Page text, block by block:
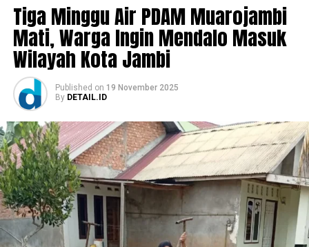
Tiga Minggu Air PDAM Muarojambi
Mati, Warga Ingin Mendalo Masuk
Wilayah Kota Jambi
Published on 19 November 2025
By DETAIL.ID